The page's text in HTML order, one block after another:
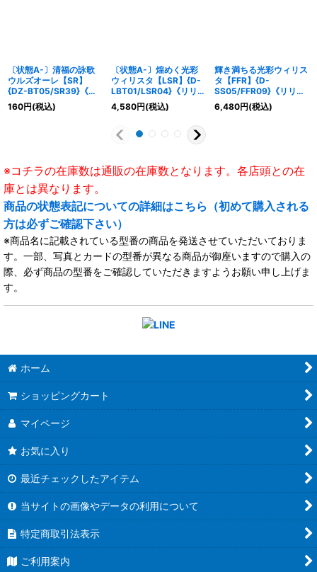
〔状態A-〕清福の詠歌
ウルズオーレ【SR】
{DZ-BT05/SR39}《リ
リカルモナステリオ》
160円(税込)
〔状態A-〕煌めく光彩
ウィリスタ【LSR】{D-
LBT01/LSR04}《リリカ
ルモナステリオ》
4,580円(税込)
輝き満ちる光彩ウィリス
タ【FFR】{D-
SS05/FFR09}《リリカ
ルモナステリオ》
6,480円(税込)
※コチラの在庫数は通販の在庫数となります。各店頭との在
庫とは異なります。
商品の状態表記についての詳細はこちら（初めて購入される
方は必ずご確認下さい）
※商品名に記載されている型番の商品を発送させていただいておりま
す。一部、写真とカードの型番が異なる商品が御座いますので購入の
際、必ず商品の型番をご確認していただきますようお願い申し上げま
す。
ホーム
ショッピングカート
マイページ
お気に入り
最近チェックしたアイテム
当サイトの画像やデータの利用について
特定商取引法表示
ご利用案内